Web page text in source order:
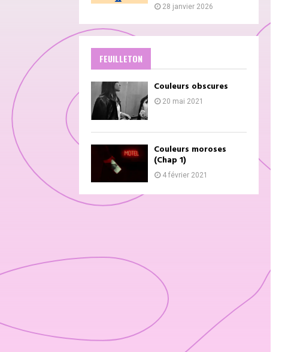
28 janvier 2026
FEUILLETON
Couleurs obscures
20 mai 2021
Couleurs moroses
(Chap 1)
4 février 2021